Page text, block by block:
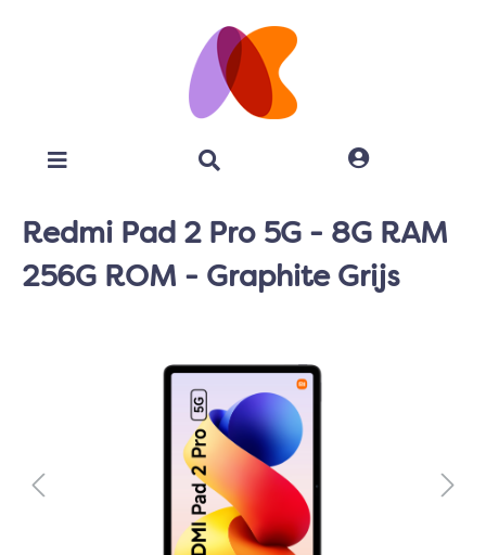
Redmi Pad 2 Pro 5G - 8G RAM
256G ROM - Graphite Grijs